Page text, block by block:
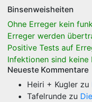
Binsenweisheiten
Ohne Erreger kein
Erreger werden
Positive Tests auf
Infektionen sind keine
Neueste Kommentare
Heiri + Kugler zu
Tafelrunde zu